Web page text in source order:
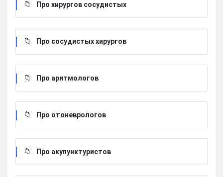
Про хирургов сосудистых
Про сосудистых хирургов
Про аритмологов
Про отоневрологов
Про акупунктуристов